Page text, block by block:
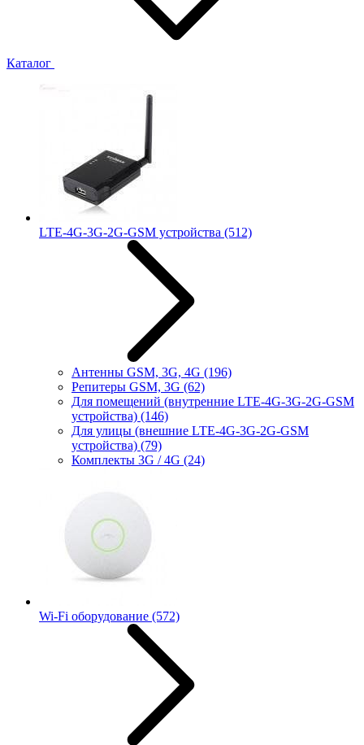
Каталог
LTE-4G-3G-2G-GSM устройства (512)
Антенны GSM, 3G, 4G (196)
Репитеры GSM, 3G (62)
Для помещений (внутренние LTE-4G-3G-2G-GSM
устройства) (146)
Для улицы (внешние LTE-4G-3G-2G-GSM
устройства) (79)
Комплекты 3G / 4G (24)
Wi-Fi оборудование (572)